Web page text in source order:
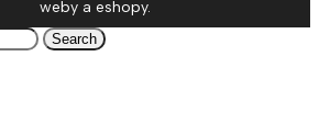
weby a eshopy.
Search